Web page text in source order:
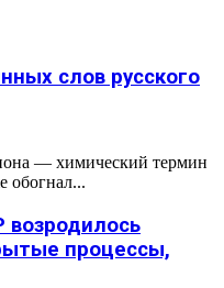
слов русского
— химический термин
обогнал...
возродилось
процессы,